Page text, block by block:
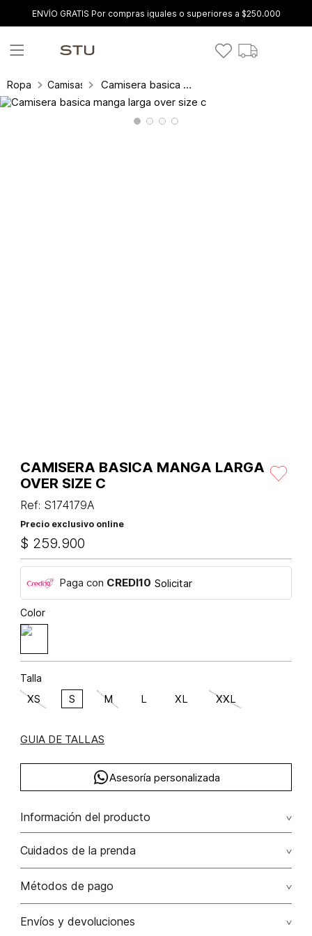
ENVÍO GRATIS Por compras iguales o superiores a $250.000
Ropa Camisas y blusas Camisera basica manga larga over size c
CAMISERA BASICA MANGA LARGA
OVER SIZE C
Ref: S174179A
Precio exclusivo online
$ 259.900
Paga con CREDI10 Solicitar
Color
Talla
XS S M L XL XXL
GUIA DE TALLAS
Asesoría personalizada
Información del producto
rayón 100% 100.00% rayón/rayon
Cuidados de la prenda
Lavar con colores similares. no secar en máquina. los
Métodos de pago
Tarjetas de crédito: Visa, Dinners, Master Card y American
Envíos y devoluciones